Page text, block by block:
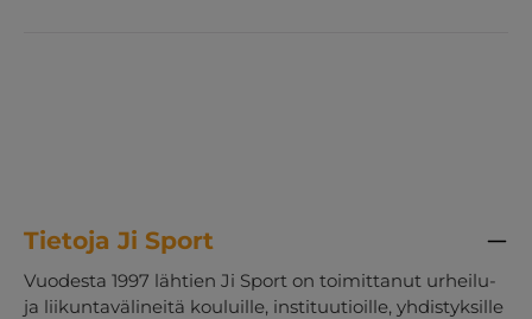
Tietoja Ji Sport
Vuodesta 1997 lähtien Ji Sport on toimittanut urheilu-
ja liikuntavälineitä kouluille, instituutioille, yhdistyksille